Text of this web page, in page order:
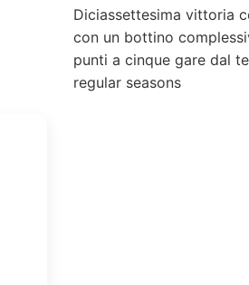
Diciassettesima vittoria
con un bottino
punti a cinque gare dal
regular seasons